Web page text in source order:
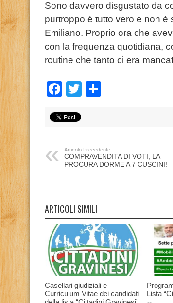
Sono davvero disgustato da
purtroppo è tutto vero e non è
Emiliano. Proprio ora che
con la frequenza quotidiana,
routine che tanto ci era
Facebook
Twitter
Articolo Precedente
COMPRAVENDITA DI VOTI, LA
PROCURA DORME A 7 CUSCINI!
ARTICOLI SIMILI
Casellari giudiziali e
Curriculum Vitae dei candidati
Lista